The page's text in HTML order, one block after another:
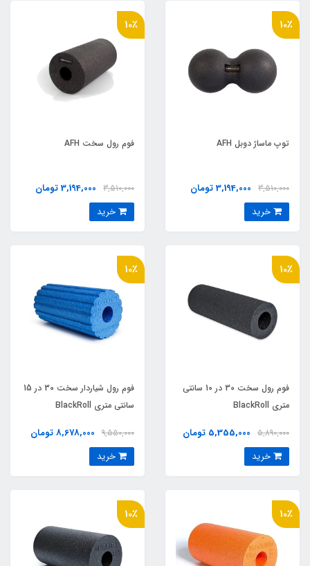
10٪
توپ ماساژ دوبل AFH
3,510,000 3,194,000 تومان
10٪
فوم رول سخت AFH
3,510,000 3,194,000 تومان
10٪
فوم رول سخت 30 در 10 سانتي
متري BlackRoll
5,890,000 5,355,000 تومان
10٪
فوم رول شياردار سخت 30 در 15
سانتي متري BlackRoll
9,550,000 8,678,000 تومان
10٪ 10٪